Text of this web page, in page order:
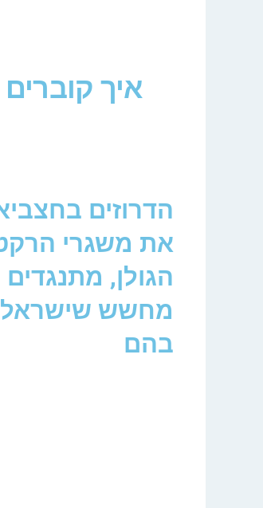
איך
הדרוזים
את משגרי
הגולן, מתנגדים
מחשש
בהם